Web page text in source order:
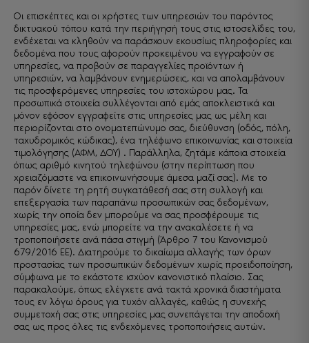
Οι επισκέπτες και οι χρήστες των υπηρεσιών του παρόντος
δικτυακού τόπου κατά την περιήγησή τους στις ιστοσελίδες του,
ενδέχεται να κληθούν να παράσχουν εκουσίως πληροφορίες και
δεδομένα που τους αφορούν προκειμένου να εγγραφούν σε
υπηρεσίες, να προβούν σε παραγγελίες προϊόντων ή
υπηρεσιών, να λαμβάνουν ενημερώσεις, και να απολαμβάνουν
τις προσφερόμενες υπηρεσίες του ιστοχώρου μας. Τα
προσωπικά στοιχεία συλλέγονται από εμάς αποκλειστικά και
μόνον εφόσον εγγραφείτε στις υπηρεσίες μας ως μέλη και
περιορίζονται στο ονοματεπώνυμο σας, διεύθυνση (οδός, πόλη,
ταχυδρομικός κώδικας), ένα τηλέφωνο επικοινωνίας και στοιχεία
τιμολόγησης (ΑΦΜ, ΔΟΥ) . Παράλληλα, ζητάμε κάποια στοιχεία
όπως αριθμό κινητού τηλεφώνου (στην περίπτωση που
χρειαζόμαστε να επικοινωνήσουμε άμεσα μαζί σας). Με το
παρόν δίνετε τη ρητή συγκατάθεσή σας στη συλλογή και
επεξεργασία των παραπάνω προσωπικών σας δεδομένων,
χωρίς την οποία δεν μπορούμε να σας προσφέρουμε τις
υπηρεσίες μας, ενώ μπορείτε να την ανακαλέσετε ή να
τροποποιήσετε ανά πάσα στιγμή (Άρθρο 7 του Κανονισμού
679/2016 ΕΕ). Διατηρούμε το δικαίωμα αλλαγής των όρων
προστασίας των προσωπικών δεδομένων χωρίς προειδοποίηση,
σύμφωνα με το εκάστοτε ισχύον κανονιστικό πλαίσιο. Σας
παρακαλούμε, όπως ελέγχετε ανά τακτά χρονικά διαστήματα
τους εν λόγω όρους για τυχόν αλλαγές, καθώς η συνεχής
συμμετοχή σας στις υπηρεσίες μας συνεπάγεται την αποδοχή
σας ως προς όλες τις ενδεχόμενες τροποποιήσεις αυτών.